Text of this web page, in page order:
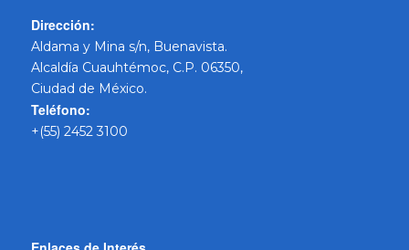
Dirección:
Aldama y Mina s/n, Buenavista.
Alcaldía Cuauhtémoc, C.P. 06350,
Ciudad de México.
Teléfono:
+(55) 2452 3100